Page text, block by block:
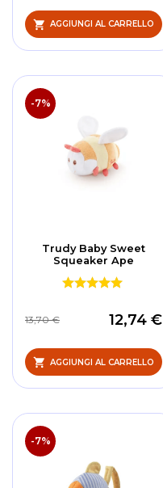
AGGIUNGI AL CARRELLO
-7%
Trudy Baby Sweet
Squeaker Ape
12,74 €
13,70 €
AGGIUNGI AL CARRELLO
-7%